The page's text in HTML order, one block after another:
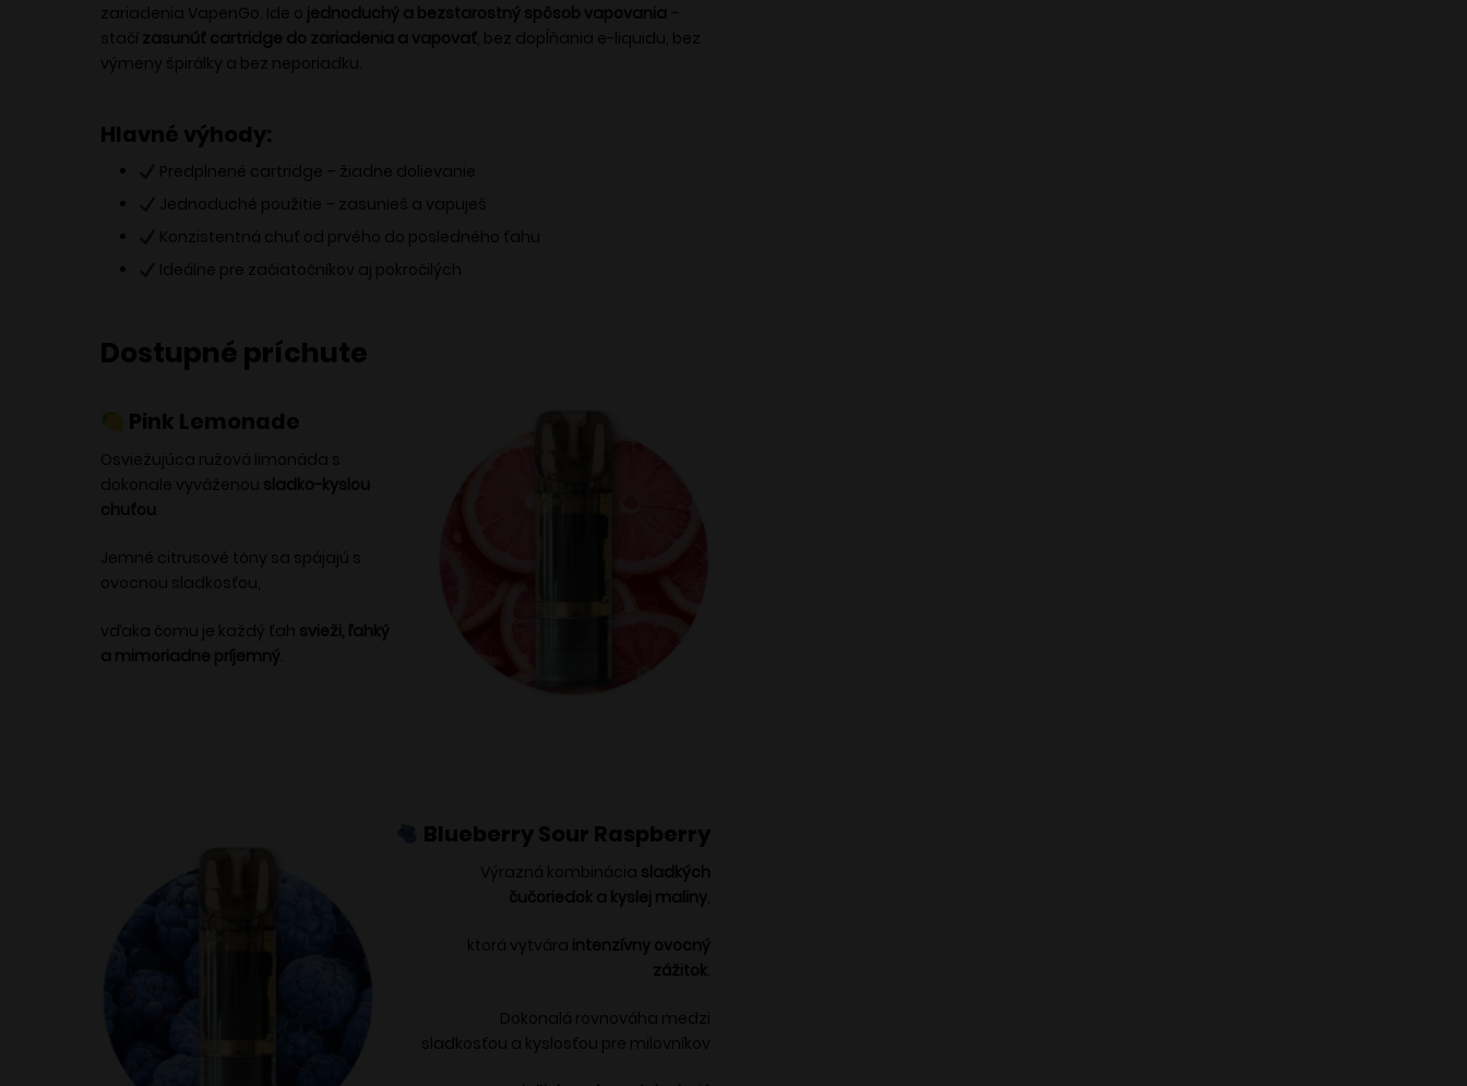
zariadenia VapenGo. Ide o jednoduchý a bezstarostný spôsob vapovania –
stačí zasunúť cartridge do zariadenia a vapovať , bez dopĺňania e-liquidu, bez
výmeny špirálky a bez neporiadku.
Hlavné výhody:
Predplnené cartridge – žiadne dolievanie
Jednoduché použitie – zasunieš a vapuješ
Konzistentná chuť od prvého do posledného ťahu
Ideálne pre začiatočníkov aj pokročilých
Dostupné príchute
Pink Lemonade
Osviežujúca ružová limonáda s
dokonale vyváženou sladko-kyslou
chuťou.
Jemné citrusové tóny sa spájajú s
ovocnou sladkosťou,
vďaka čomu je každý ťah svieži, ľahký
a mimoriadne príjemný.
Blueberry Sour Raspberry
Výrazná kombinácia sladkých
čučoriedok a kyslej maliny
ktorá vytvára intenzívny ovocný
zážitok.
Dokonalá rovnováha medzi
sladkosťou a kyslosťou pre milovníkov